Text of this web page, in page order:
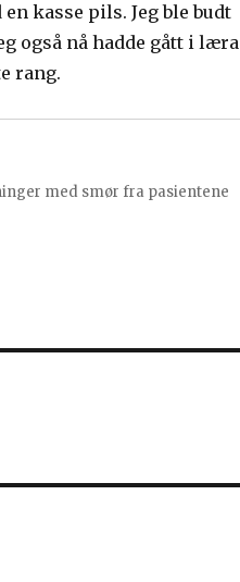
kasse pils. Jeg ble budt
også nå hadde gått i læra
rang.
med smør fra pasientene